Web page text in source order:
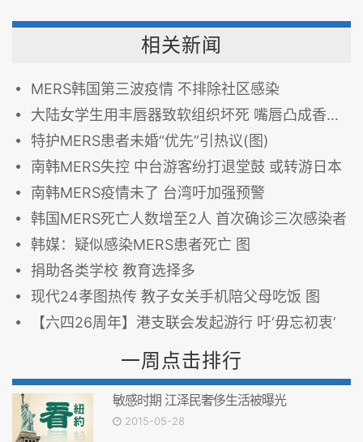
相关新闻
MERS韩国第三波疫情 不排除社区感染
大陆女学生用丰唇器致软组织坏死 嘴唇凸成香肠嘴
特护MERS患者未婚“优先”引热议(图)
南韩MERS失控 中台游客纷打退堂鼓 或转游日本
南韩MERS疫情未了 台湾吁加强预警
韩国MERS死亡人数增至2人 首次确诊三次感染者
韩媒：疑似感染MERS患者死亡 图
捐助各类学校 教育选择多
现代24孝图热传 教子女关手机陪父母吃饭 图
【六四26周年】港支联会发起游行 吁‘毋忘初衷’
一周点击排行
敏感时期 江泽民奢侈生活被曝光
2015-05-28